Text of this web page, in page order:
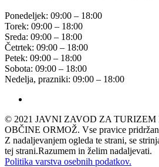
Ponedeljek: 09:00 – 18:00
Torek: 09:00 – 18:00
Sreda: 09:00 – 18:00
Četrtek: 09:00 – 18:00
Petek: 09:00 – 18:00
Sobota: 09:00 – 18:00
Nedelja, prazniki: 09:00 – 18:00
© 2021 JAVNI ZAVOD ZA TURIZEM
OBČINE ORMOŽ. Vse pravice
Z nadaljevanjem ogleda te strani, se
tej strani.Razumem in želim nadaljevati.
Politika varstva osebnih podatkov.